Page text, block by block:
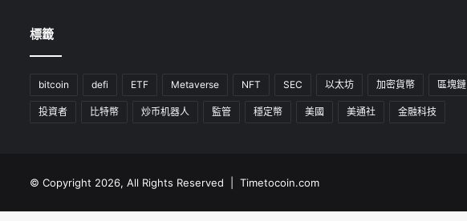
標籤
bitcoin defi ETF Metaverse NFT SEC 以太坊 加密貨幣 區塊鏈
投資者 比特幣 炒币机器人 監管 穩定幣 美國 美通社 金融科技
© Copyright 2026, All Rights Reserved | Timetocoin.com